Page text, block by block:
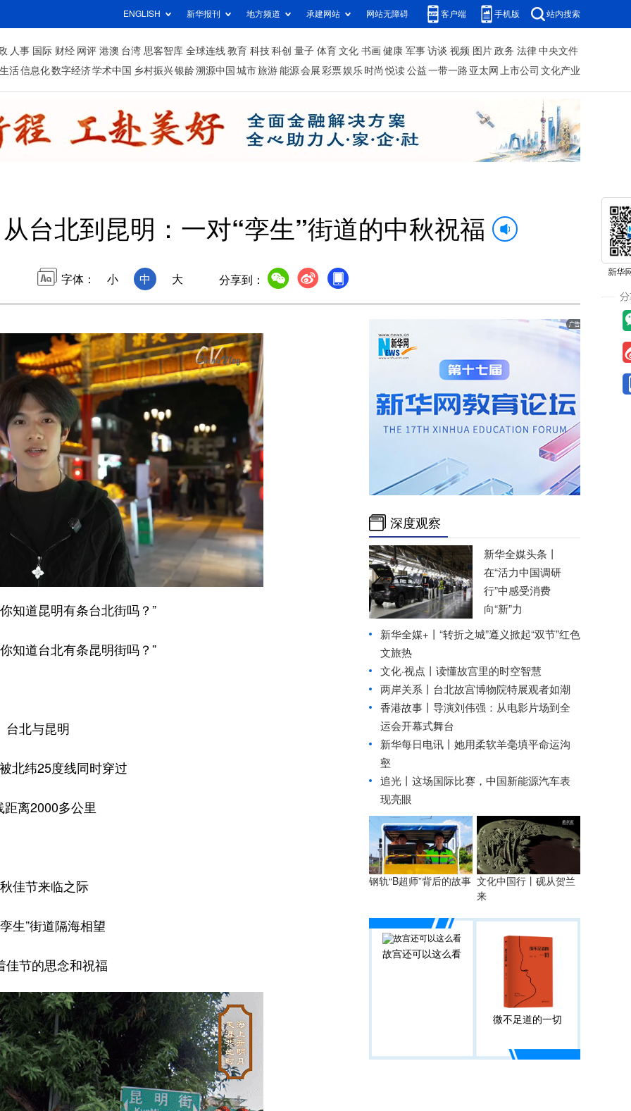
ENGLISH 新华报刊 地方频道 承建网站 网站无障碍 客户端 手机版 站内搜索
人事 国际 财经 网评 港澳 台湾 思客智库 全球连线 教育 科技 科创 量子 体育 文化 书画 健康 军事 访谈 视频 图片 政务 法律 中央文件
活信息化数字经济学术中国 乡村振兴银龄溯源中国 城市旅游 能源 会展 彩票娱乐 时尚 悦读 公益 一带一路 亚太网 上市公司 文化产业
台北到昆明：一对“孪生”街道的中秋祝福
字体： 小 中 大 分享到：
知道昆明有条台北街吗？”
知道台北有条昆明街吗？”
台北与昆明
北纬25度线同时穿过
距离2000多公里
佳节来临之际
生”街道隔海相望
佳节的思念和祝福
深度观察
新华全媒头条丨
在“活力中国调研
行”中感受消费
向“新”力
新华全媒+丨 “转折之城”遵义掀起“双节”红色
文旅热
文化·视点丨读懂故宫里的时空智慧
两岸关系丨 台北故宫博物院特展观者如潮
香港故事丨 导演刘伟强：从电影片场到全
运会开幕式舞台
新华每日电讯丨 她用柔软羊毫填平命运沟
壑
追光丨 这场国际比赛，中国新能源汽车表
现亮眼
钢轨“B超师”背后的故事 文化中国行丨 砚从贺兰
来
故宫还可以这么看
微不足道的一切